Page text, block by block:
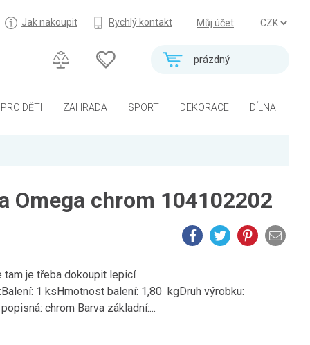
Můj účet
Jak nakoupit Rychlý kontakt
prázdný
PRO DĚTI ZAHRADA SPORT DEKORACE DÍLNA
Omega chrom 104102202
tam je třeba dokoupit lepicí
1 ksHmotnost balení: 1,80 kgDruh výrobku:
chrom Barva základní:...